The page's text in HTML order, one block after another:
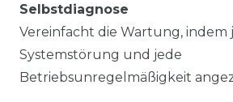
Selbstdiagnose
Vereinfacht die Wartung, indem
Systemstörung und jede
Betriebsunregelmäßigkeit